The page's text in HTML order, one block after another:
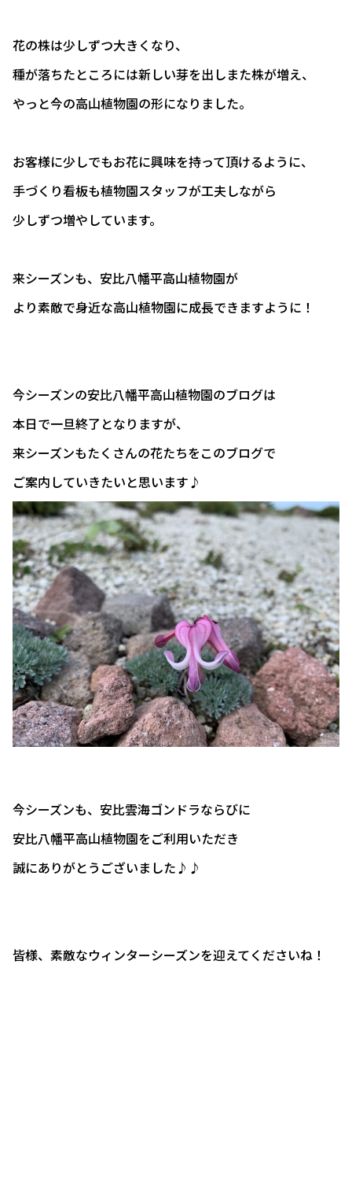
花の株は少しずつ大きくなり、
種が落ちたところには新しい芽を出しまた株が増え、
やっと今の高山植物園の形になりました。
お客様に少しでもお花に興味を持って頂けるように、
手づくり看板も植物園スタッフが工夫しながら
少しずつ増やしています。
来シーズンも、安比八幡平高山植物園が
より素敵で身近な高山植物園に成長できますように！
今シーズンの安比八幡平高山植物園のブログは
本日で一旦終了となりますが、
来シーズンもたくさんの花たちをこのブログで
ご案内していきたいと思います♪
今シーズンも、安比雲海ゴンドラならびに
安比八幡平高山植物園をご利用いただき
誠にありがとうございました♪♪
皆様、素敵なウィンターシーズンを迎えてくださいね！